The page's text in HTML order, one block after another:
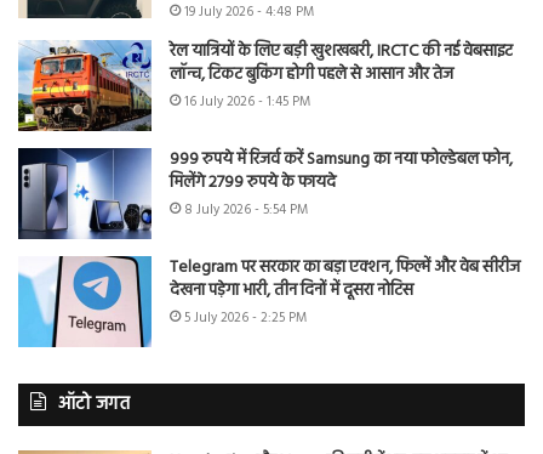
19 July 2026 - 4:48 PM
रेल यात्रियों के लिए बड़ी खुशखबरी, IRCTC की नई वेबसाइट
लॉन्च, टिकट बुकिंग होगी पहले से आसान और तेज
16 July 2026 - 1:45 PM
999 रुपये में रिजर्व करें Samsung का नया फोल्डेबल फोन,
मिलेंगे 2799 रुपये के फायदे
8 July 2026 - 5:54 PM
Telegram पर सरकार का बड़ा एक्शन, फिल्में और वेब सीरीज
देखना पड़ेगा भारी, तीन दिनों में दूसरा नोटिस
5 July 2026 - 2:25 PM
ऑटो जगत